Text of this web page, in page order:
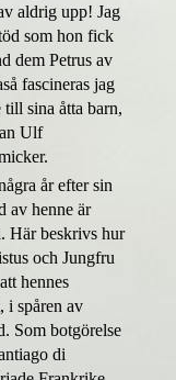
aldrig upp! Jag
som hon fick
dem Petrus av
fascineras jag
sina åtta barn,
Ulf
år efter sin
av henne är
Här beskrivs hur
och Jungfru
hennes
,i spåren av
Som botgörelse
di